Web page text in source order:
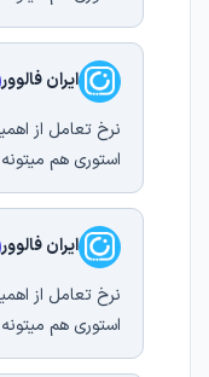
ایران فالوور
نرخ تعامل از
استوری هم
ایران فالوور
نرخ تعامل از
استوری هم